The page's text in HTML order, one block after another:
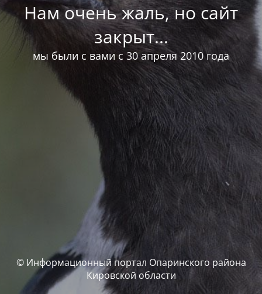
Нам очень жаль, но сайт
закрыт...
мы были с вами с 30 апреля 2010 года
© Информационный портал Опаринского района
Кировской области